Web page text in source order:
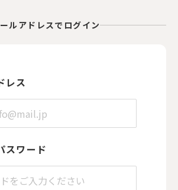
ルアドレスでログイン
レス
スワード